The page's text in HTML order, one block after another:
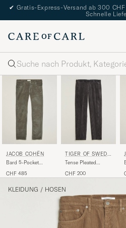
✔ Gratis-Express-Versand ab 300 CHF
Schnelle
Suche
JACOB COHËN
Bard 5-Pocket
Trousers Taupe
CHF 485
TIGER OF SWEDE
N
Tense Pleated
Phantom
CHF 200
KLEIDUNG / HOSEN